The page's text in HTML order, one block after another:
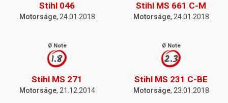
Stihl 046
Motorsäge, 24.01.2018
Stihl MS 661 C-M
Motorsäge, 24.01.2018
Ø Note
1.8
Stihl MS 271
Motorsäge, 21.12.2014
Ø Note
2.3
Stihl MS 231 C-BE
Motorsäge, 23.01.2018